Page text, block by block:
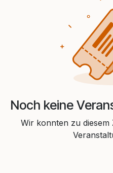
Noch keine
Wir konnten zu diesem